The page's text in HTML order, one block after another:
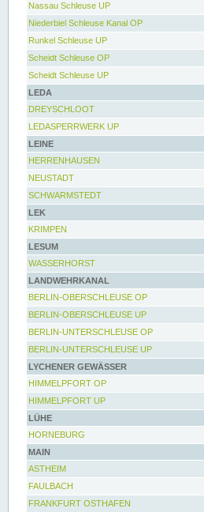
Nassau Schleuse UP
Niederbiel Schleuse Kanal OP
Runkel Schleuse UP
Scheidt Schleuse OP
Scheidt Schleuse UP
LEDA
DREYSCHLOOT
LEDASPERRWERK UP
LEINE
HERRENHAUSEN
NEUSTADT
SCHWARMSTEDT
LEK
KRIMPEN
LESUM
WASSERHORST
LANDWEHRKANAL
BERLIN-OBERSCHLEUSE OP
BERLIN-OBERSCHLEUSE UP
BERLIN-UNTERSCHLEUSE OP
BERLIN-UNTERSCHLEUSE UP
LYCHENER GEWÄSSER
HIMMELPFORT OP
HIMMELPFORT UP
LÜHE
HORNEBURG
MAIN
ASTHEIM
FAULBACH
FRANKFURT OSTHAFEN